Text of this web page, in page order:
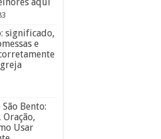
significado,
e
Bento:
Usar